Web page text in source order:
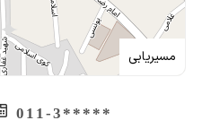
مسیریابی
*****011-3